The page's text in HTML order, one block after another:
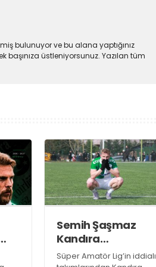
bulunuyor ve bu alana yaptığınız
üstleniyorsunuz. Yazılan tüm
Semih Şaşmaz
Kandıra
Gençlerbirliği’nde
Süper Amatör Lig’in iddialı